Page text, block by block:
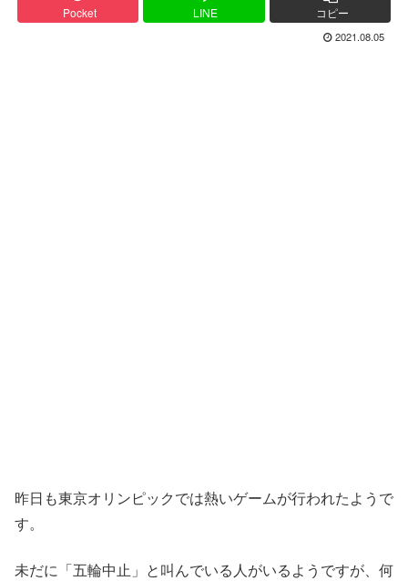
Pocket LINE コピー
2021.08.05
昨日も東京オリンピックでは熱いゲームが行われたようで
す。
未だに「五輪中止」と叫んでいる人がいるようですが、何